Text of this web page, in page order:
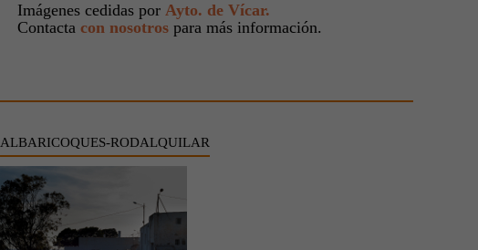
Imágenes cedidas por Ayto. de Vícar.
Contacta con nosotrospara más información.
ALBARICOQUES-RODALQUILAR